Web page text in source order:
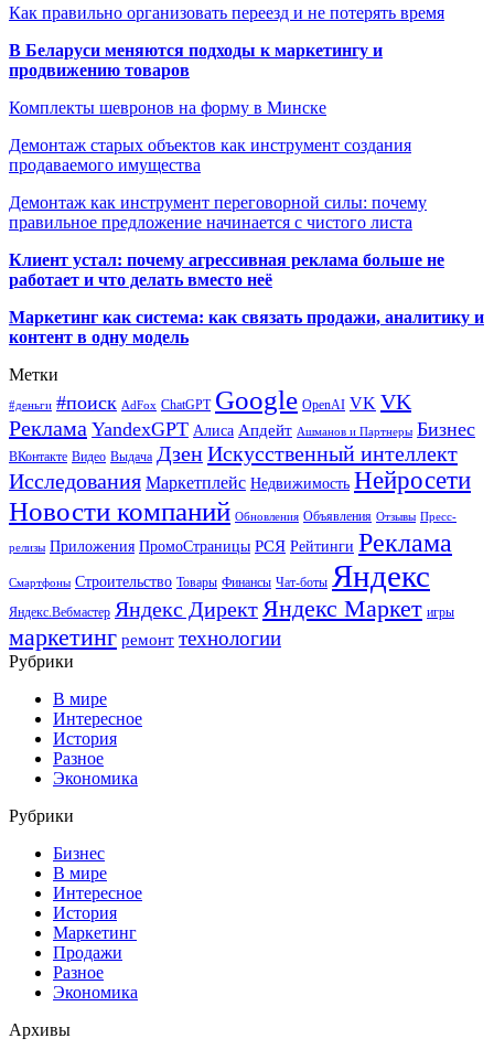
Как правильно организовать переезд и не потерять время
В Беларуси меняются подходы к маркетингу и
продвижению товаров
Комплекты шевронов на форму в Минске
Демонтаж старых объектов как инструмент создания
продаваемого имущества
Демонтаж как инструмент переговорной силы: почему
правильное предложение начинается с чистого листа
Клиент устал: почему агрессивная реклама больше не
работает и что делать вместо неё
Маркетинг как система: как связать продажи, аналитику и
контент в одну модель
Метки
#деньги #поиск AdFox ChatGPT Google OpenAI VK VK
Реклама YandexGPT Алиса Апдейт Ашманов и Партнеры Бизнес
ВКонтакте Видео Выдача ДзенИскусственный интеллект
Исследования Маркетплейс Недвижимость Нейросети
Новости компаний Обновления Объявления Отзывы Пресс-
релизы Приложения ПромоСтраницы РСЯ Рейтинги Реклама
Смартфоны Строительство Товары Финансы Чат-боты Яндекс
Яндекс.Вебмастер Яндекс Директ Яндекс Маркет игры
маркетинг ремонт технологии
Рубрики
В мире
Интересное
История
Разное
Экономика
Рубрики
Бизнес
В мире
Интересное
История
Маркетинг
Продажи
Разное
Экономика
Архивы